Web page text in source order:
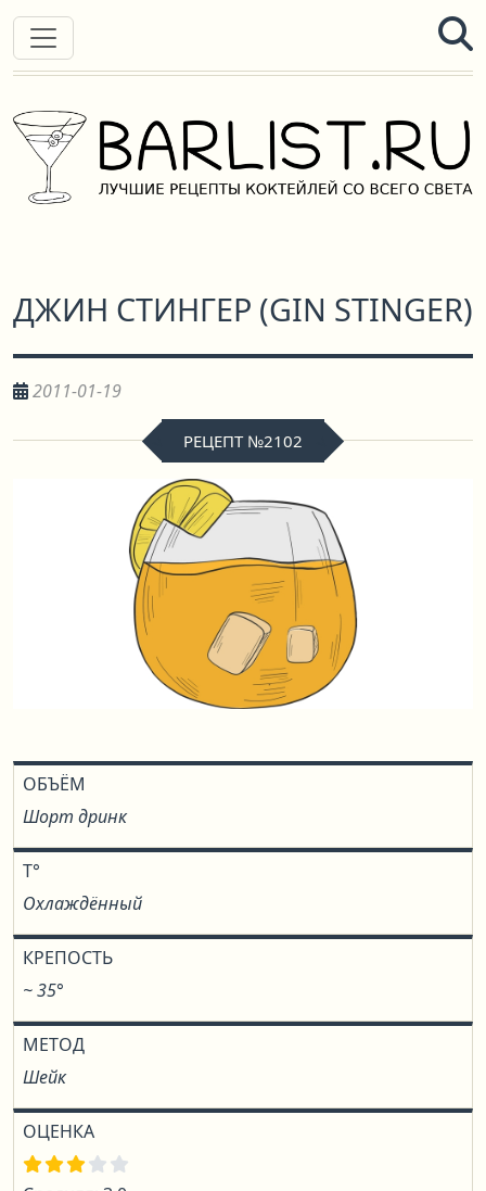
ДЖИН СТИНГЕР (GIN STINGER)
2011-01-19
РЕЦЕПТ №2102
ОБЪЁМ
Шорт дринк
T°
Охлаждённый
КРЕПОСТЬ
~ 35°
МЕТОД
Шейк
ОЦЕНКА